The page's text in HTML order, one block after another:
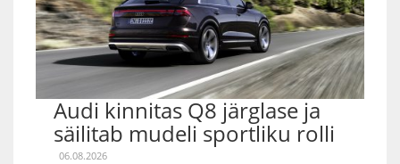
Audi kinnitas Q8 järglase ja
säilitab mudeli sportliku rolli
06.08.2026